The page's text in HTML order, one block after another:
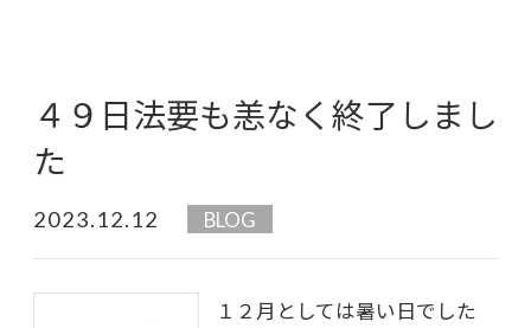
４９日法要も恙なく終了しまし
た
2023.12.12 BLOG
１２月としては暑い日でした